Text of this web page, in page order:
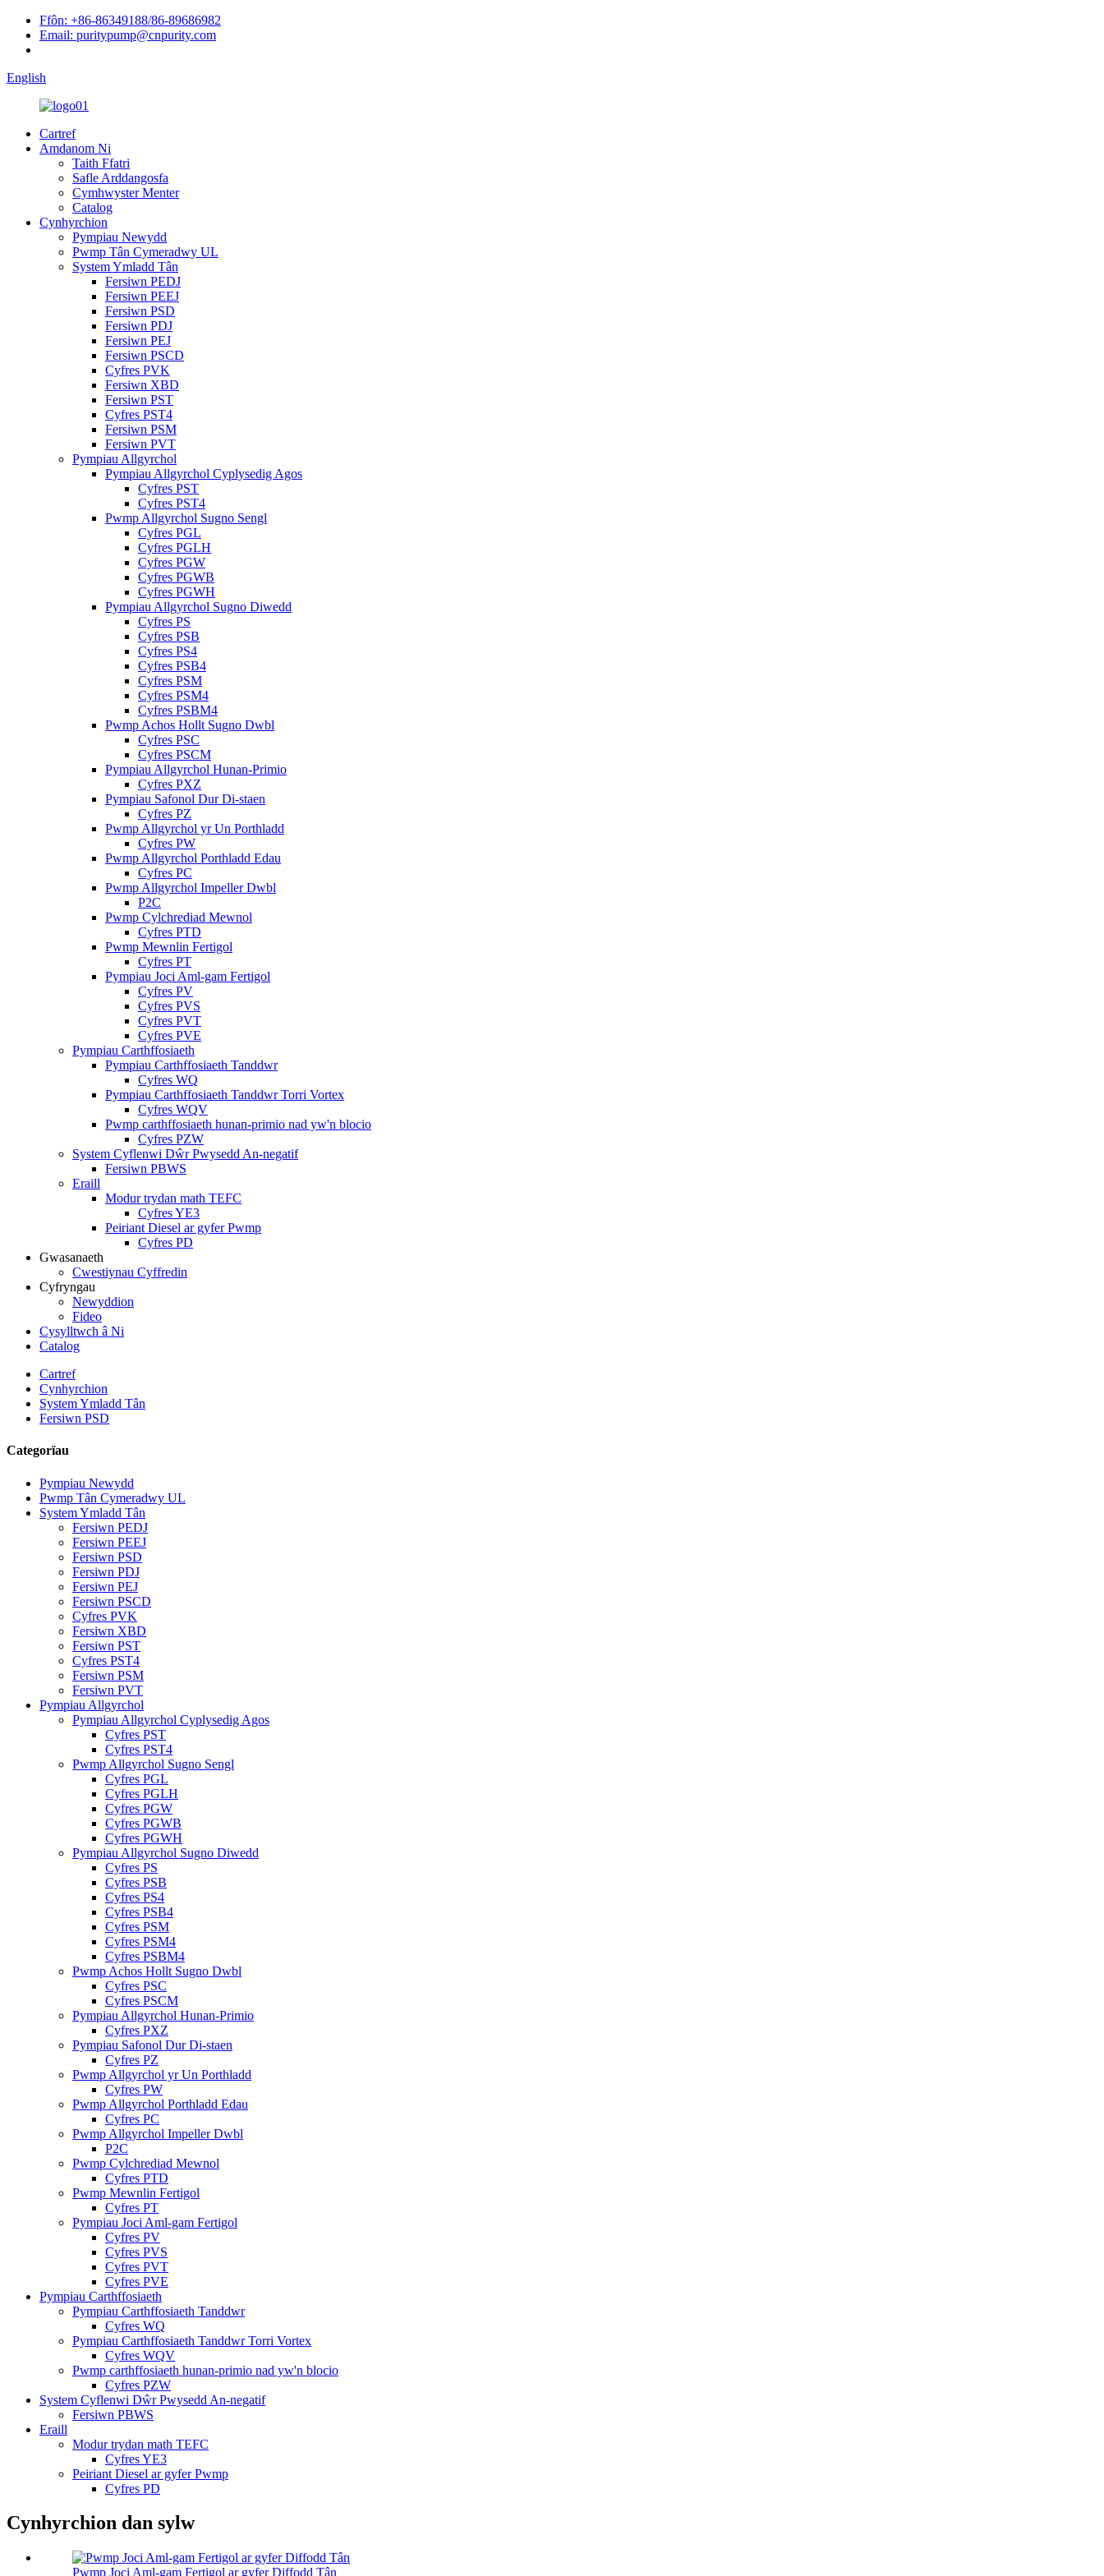
Ffôn: +86-86349188/86-89686982
Email: puritypump@cnpurity.com
English
Cartref
Amdanom Ni
Taith Ffatri
Safle Arddangosfa
Cymhwyster Menter
Catalog
Cynhyrchion
Pympiau Newydd
Pwmp Tân Cymeradwy UL
System Ymladd Tân
Fersiwn PEDJ
Fersiwn PEEJ
Fersiwn PSD
Fersiwn PDJ
Fersiwn PEJ
Fersiwn PSCD
Cyfres PVK
Fersiwn XBD
Fersiwn PST
Cyfres PST4
Fersiwn PSM
Fersiwn PVT
Pympiau Allgyrchol
Pympiau Allgyrchol Cyplysedig Agos
Cyfres PST
Cyfres PST4
Pwmp Allgyrchol Sugno Sengl
Cyfres PGL
Cyfres PGLH
Cyfres PGW
Cyfres PGWB
Cyfres PGWH
Pympiau Allgyrchol Sugno Diwedd
Cyfres PS
Cyfres PSB
Cyfres PS4
Cyfres PSB4
Cyfres PSM
Cyfres PSM4
Cyfres PSBM4
Pwmp Achos Hollt Sugno Dwbl
Cyfres PSC
Cyfres PSCM
Pympiau Allgyrchol Hunan-Primio
Cyfres PXZ
Pympiau Safonol Dur Di-staen
Cyfres PZ
Pwmp Allgyrchol yr Un Porthladd
Cyfres PW
Pwmp Allgyrchol Porthladd Edau
Cyfres PC
Pwmp Allgyrchol Impeller Dwbl
P2C
Pwmp Cylchrediad Mewnol
Cyfres PTD
Pwmp Mewnlin Fertigol
Cyfres PT
Pympiau Joci Aml-gam Fertigol
Cyfres PV
Cyfres PVS
Cyfres PVT
Cyfres PVE
Pympiau Carthffosiaeth
Pympiau Carthffosiaeth Tanddwr
Cyfres WQ
Pympiau Carthffosiaeth Tanddwr Torri Vortex
Cyfres WQV
Pwmp carthffosiaeth hunan-primio nad yw'n blocio
Cyfres PZW
System Cyflenwi Dŵr Pwysedd An-negatif
Fersiwn PBWS
Eraill
Modur trydan math TEFC
Cyfres YE3
Peiriant Diesel ar gyfer Pwmp
Cyfres PD
Gwasanaeth
Cwestiynau Cyffredin
Cyfryngau
Newyddion
Fideo
Cysylltwch â Ni
Catalog
Cartref
Cynhyrchion
System Ymladd Tân
Fersiwn PSD
Categorïau
Pympiau Newydd
Pwmp Tân Cymeradwy UL
System Ymladd Tân
Fersiwn PEDJ
Fersiwn PEEJ
Fersiwn PSD
Fersiwn PDJ
Fersiwn PEJ
Fersiwn PSCD
Cyfres PVK
Fersiwn XBD
Fersiwn PST
Cyfres PST4
Fersiwn PSM
Fersiwn PVT
Pympiau Allgyrchol
Pympiau Allgyrchol Cyplysedig Agos
Cyfres PST
Cyfres PST4
Pwmp Allgyrchol Sugno Sengl
Cyfres PGL
Cyfres PGLH
Cyfres PGW
Cyfres PGWB
Cyfres PGWH
Pympiau Allgyrchol Sugno Diwedd
Cyfres PS
Cyfres PSB
Cyfres PS4
Cyfres PSB4
Cyfres PSM
Cyfres PSM4
Cyfres PSBM4
Pwmp Achos Hollt Sugno Dwbl
Cyfres PSC
Cyfres PSCM
Pympiau Allgyrchol Hunan-Primio
Cyfres PXZ
Pympiau Safonol Dur Di-staen
Cyfres PZ
Pwmp Allgyrchol yr Un Porthladd
Cyfres PW
Pwmp Allgyrchol Porthladd Edau
Cyfres PC
Pwmp Allgyrchol Impeller Dwbl
P2C
Pwmp Cylchrediad Mewnol
Cyfres PTD
Pwmp Mewnlin Fertigol
Cyfres PT
Pympiau Joci Aml-gam Fertigol
Cyfres PV
Cyfres PVS
Cyfres PVT
Cyfres PVE
Pympiau Carthffosiaeth
Pympiau Carthffosiaeth Tanddwr
Cyfres WQ
Pympiau Carthffosiaeth Tanddwr Torri Vortex
Cyfres WQV
Pwmp carthffosiaeth hunan-primio nad yw'n blocio
Cyfres PZW
System Cyflenwi Dŵr Pwysedd An-negatif
Fersiwn PBWS
Eraill
Modur trydan math TEFC
Cyfres YE3
Peiriant Diesel ar gyfer Pwmp
Cyfres PD
Cynhyrchion dan sylw
Pwmp Joci Aml-gam Fertigol ar gyfer Diffodd Tân